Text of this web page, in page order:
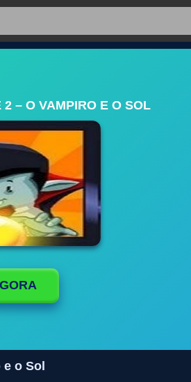
– O VAMPIRO E O SOL
o Sol